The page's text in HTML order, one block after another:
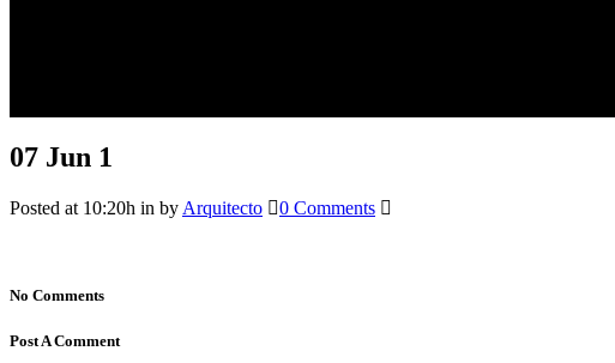
07 Jun 1
Posted at 10:20h in by Arquitecto 0 Comments
No Comments
Post A Comment